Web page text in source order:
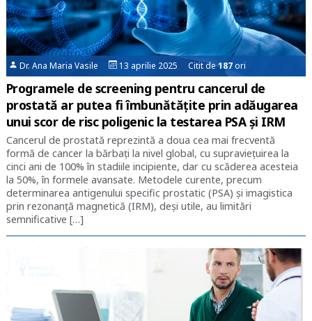
Dr. Ana Maria Vasile 13 aprilie 2025 Citit de187ori
Programele de screening pentru cancerul de
prostată ar putea fi îmbunătățite prin adăugarea
unui scor de risc poligenic la testarea PSA și IRM
Cancerul de prostată reprezintă a doua cea mai frecventă
formă de cancer la bărbați la nivel global, cu supraviețuirea la
cinci ani de 100% în stadiile incipiente, dar cu scăderea acesteia
la 50%, în formele avansate. Metodele curente, precum
determinarea antigenului specific prostatic (PSA) și imagistica
prin rezonanță magnetică (IRM), deși utile, au limitări
semnificative […]